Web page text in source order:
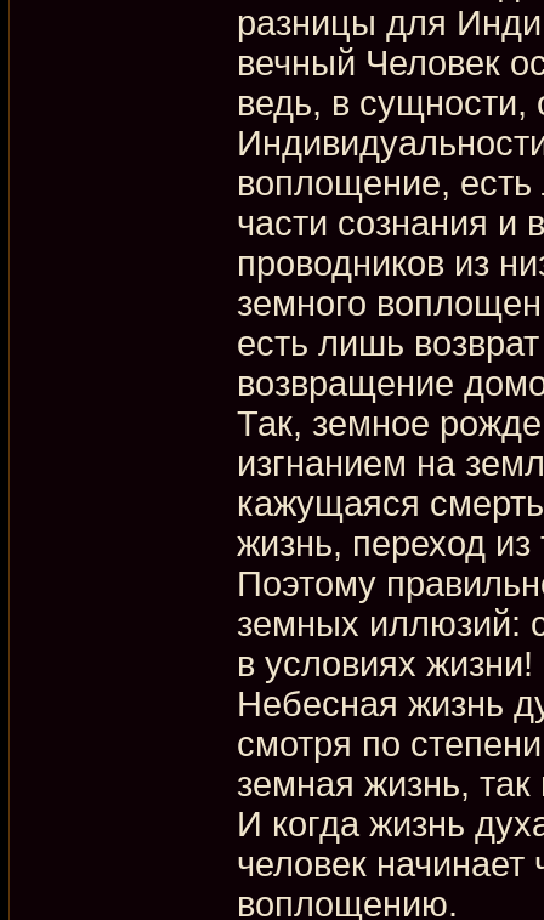
разницы для
вечный Человек
ведь, в сущности,
воплощение,
части сознания и
проводников из
земного
есть лишь
возвращение
Так, земное
изгнанием на
кажущаяся
жизнь, переход из
Поэтому
земных иллюзий:
в условиях жизни!
Небесная жизнь
смотря по
земная жизнь,
И когда жизнь
человек начинает
воплощению.